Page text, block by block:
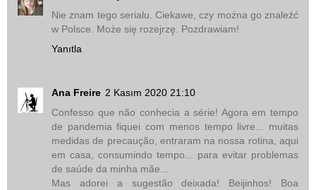
Nie znam tego serialu. Ciekawe, czy można go znaleźć
w Polsce. Może się rozejrzę. Pozdrawiam!
Yanıtla
Ana Freire 2 Kasım 2020 21:10
Confesso que não conhecia a série! Agora em tempo
de pandemia fiquei com menos tempo livre... muitas
medidas de precaução, entraram na nossa rotina, aqui
em casa, consumindo tempo... para evitar problemas
de saúde da minha mãe...
Mas adorei a sugestão deixada! Beijinhos! Boa